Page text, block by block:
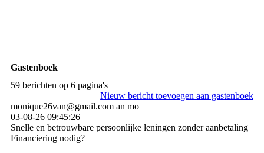
Gastenboek
59 berichten op 6 pagina's
Nieuw bericht toevoegen aan gastenboek
monique26van@gmail.com an mo
03-08-26 09:45:26
Snelle en betrouwbare persoonlijke leningen zonder aanbetaling
Financiering nodig?